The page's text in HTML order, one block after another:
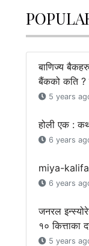
बाणिज्य
बैंकको कति ?
5 years
होली एक :
6 years
miya-kalifa
6 years
जनरल
१० कित्ताका
5 years